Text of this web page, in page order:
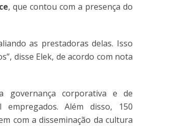
, que contou com a presença do
as prestadoras delas. Isso
disse Elek, de acordo com nota
governança corporativa e de
Além disso, 150
com a disseminação da cultura